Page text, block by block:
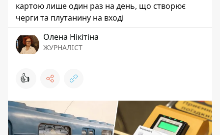
картою лише один раз на день, що створює
черги та плутанину на вході
Олена Нікітіна
ЖУРНАЛІСТ
👍